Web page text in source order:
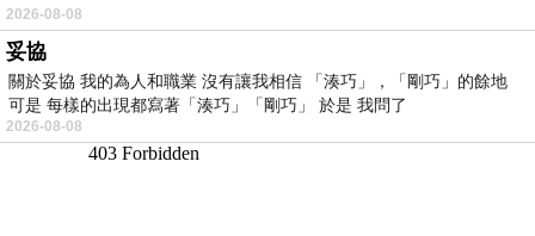
2026-08-08
妥協
關於妥協 我的為人和職業 沒有讓我相信 「湊巧」，「剛巧」的餘地
可是 每樣的出現都寫著「湊巧」「剛巧」 於是 我問了
2026-08-08